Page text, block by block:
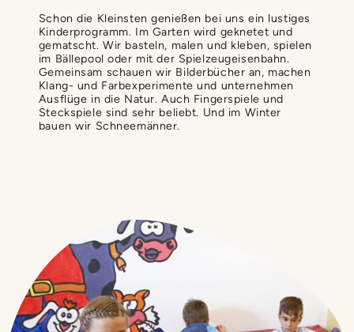
Schon die Kleinsten genießen bei uns ein lustiges
Kinderprogramm. Im Garten wird geknetet und
gematscht. Wir basteln, malen und kleben, spielen
im Bällepool oder mit der Spielzeugeisenbahn.
Gemeinsam schauen wir Bilderbücher an, machen
Klang- und Farbexperimente und unternehmen
Ausflüge in die Natur. Auch Fingerspiele und
Steckspiele sind sehr beliebt. Und im Winter
bauen wir Schneemänner.